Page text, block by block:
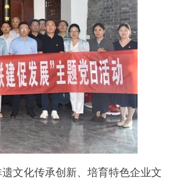
文化传承创新、培育特色企业文